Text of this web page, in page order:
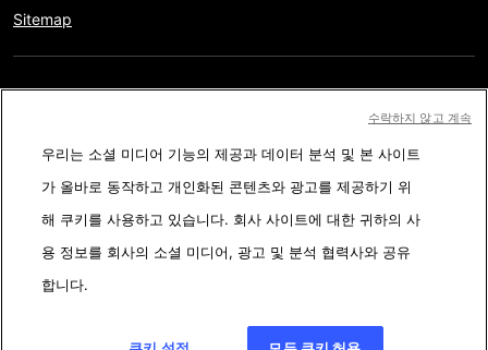
Sitemap
AFP와 계약 없이 저작물의 일부나 전체를 복사, 출판, 방송하는 것은
엄격히 금합니다. 팩트체킹 콘텐츠 내에 묘사된 부분과 링크 형태로
첨부된 부분은 관련 정보의 이해를 돕기 위한 것입니다. AFP는 서드
파티 콘텐츠 제작자나 저작권자로 부터 어떤 권한도 받지 않았기에
이에 따른 법적 책임을 지지 않습니다. AFP와 AFP 로고는 등록된 상
우리는 소셜 미디어 기능의 제공과 데이터 분석 및 본 사이트
가 올바로 동작하고 개인화된 콘텐츠와 광고를 제공하기 위
해 쿠키를 사용하고 있습니다. 회사 사이트에 대한 귀하의 사
용 정보를 회사의 소셜 미디어, 광고 및 분석 협력사와 공유
합니다.
수락하지 않고 계속